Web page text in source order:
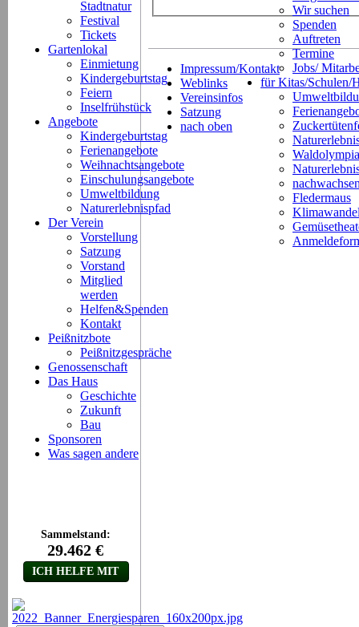
Wir suchen
Spenden
Auftreten
Termine
Jobs/
für Kitas/Schulen/
Fledermaus
Stadtnatur
Festival
Tickets
Gartenlokal
Einmietung
Kindergeburtstag
Feiern
Inselfrühstück
Angebote
Kindergeburtstag
Ferienangebote
Weihnachtsangebote
Einschulungsangebote
Umweltbildung
Naturerlebnispfad
Der Verein
Vorstellung
Satzung
Vorstand
Mitglied
werden
Helfen&Spenden
Kontakt
Peißnitzbote
Peißnitzgespräche
Genossenschaft
Das Haus
Geschichte
Zukunft
Bau
Sponsoren
Was sagen andere
Impressum/Kontakt
Weblinks
Vereinsinfos
Satzung
nach oben